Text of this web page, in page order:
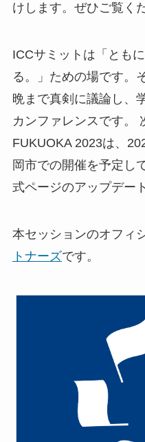
けします。ぜひご覧く
ICCサミットは「とも
る。」ための場です。
晩まで真剣に議論し、
カンファレンスです。
FUKUOKA 2023は、
岡市での開催を予定し
式ページのアップデー
本セッションのオフィ
トナーズです。